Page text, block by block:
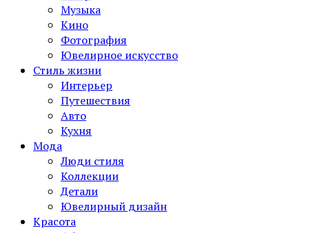
Музыка
Кино
Фотография
Ювелирное искусство
Стиль жизни
Интерьер
Путешествия
Авто
Кухня
Мода
Люди стиля
Коллекции
Детали
Ювелирный дизайн
Красота